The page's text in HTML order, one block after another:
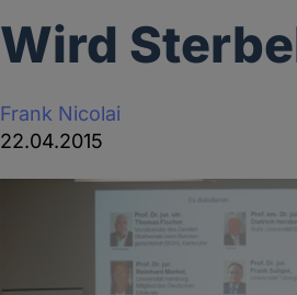
Wird
Frank Nicolai
22.04.2015